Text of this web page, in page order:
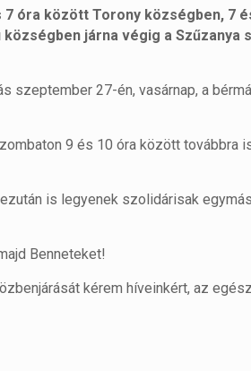
óra között Torony községben, 7
járna végig a Szűzanya
szeptember 27-én, vasárnap, a
9 és 10 óra között továbbra
is legyenek szolidárisak
Benneteket!
kérem híveinkért, az